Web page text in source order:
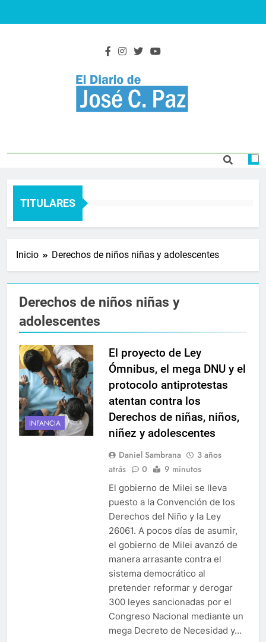
C. Paz
TITULARES
Inicio Derechos de niños niñas y adolescentes
Derechos de niños niñas y
adolescentes
INFANCIA
El proyecto de Ley
Ómnibus, el mega DNU y el
protocolo antiprotestas
atentan contra los
Derechos de niñas, niños,
niñez y adolescentes
Daniel Sambrana
3 años
atrás
0 9 minutos
El gobierno de Milei se lleva
puesto a la Convención de los
Derechos del Niño y la Ley
26061. A pocos días de asumir,
el gobierno de Milei avanzó de
manera arrasante contra el
sistema democrático al
pretender reformar y derogar
300 leyes sancionadas por el
Congreso Nacional mediante un
mega Decreto de Necesidad y…